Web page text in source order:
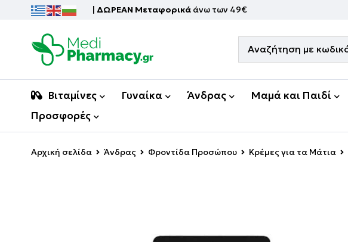
| ΔΩΡΕΑΝ Μεταφορικά άνω των 49€
Βιταμίνες Γυναίκα Άνδρας Μαμά και Παιδί
Προσφορές
Αρχική σελίδα Άνδρας Φροντίδα Προσώπου Κρέμες για τα Μάτια